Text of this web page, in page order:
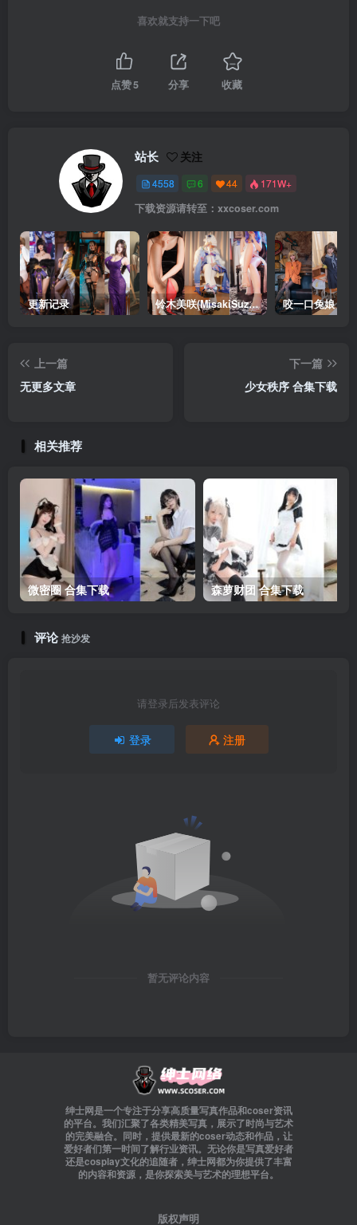
喜欢就支持一下吧
点赞5 分享 收藏
站长 关注
4558 6 44 171W+
下载资源请转至：xxcoser.com
更新记录 铃木美咲(MisakiSuzuki) 合集下载 咬一口兔娘 合
上一篇
无更多文章
下一篇
少女秩序 合集下载
相关推荐
微密圈 合集下载 森萝财团 合集下载
评论抢沙发
请登录后发表评论
登录 注册
暂无评论内容
绅士网是一个专注于分享高质量写真作品和coser资讯
的平台。我们汇聚了各类精美写真，展示了时尚与艺术
的完美融合。同时，提供最新的coser动态和作品，让
爱好者们第一时间了解行业资讯。无论你是写真爱好者
还是cosplay文化的追随者，绅士网都为你提供了丰富
的内容和资源，是你探索美与艺术的理想平台。
版权声明